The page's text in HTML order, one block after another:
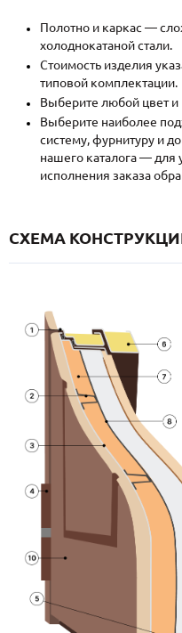
Каталог
Полотно и каркас —
холоднокатаной стали.
Стоимость изделия
типовой комплектации.
Выберите любой цвет и
Выберите наиболее
систему, фурнитуру и
нашего каталога — для
исполнения заказа
СХЕМА